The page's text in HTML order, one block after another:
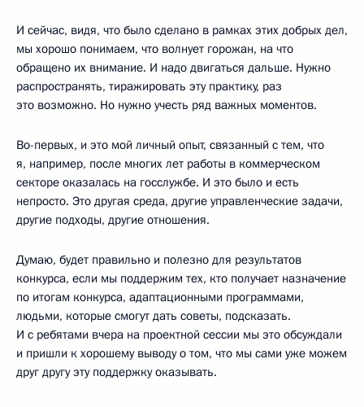
И сейчас, видя, что было сделано в рамках этих добрых дел,
мы хорошо понимаем, что волнует горожан, на что
обращено их внимание. И надо двигаться дальше. Нужно
распространять, тиражировать эту практику, раз
это возможно. Но нужно учесть ряд важных моментов.
Во-первых, и это мой личный опыт, связанный с тем, что
я, например, после многих лет работы в коммерческом
секторе оказалась на госслужбе. И это было и есть
непросто. Это другая среда, другие управленческие задачи,
другие подходы, другие отношения.
Думаю, будет правильно и полезно для результатов
конкурса, если мы поддержим тех, кто получает назначение
по итогам конкурса, адаптационными программами,
людьми, которые смогут дать советы, подсказать.
И с ребятами вчера на проектной сессии мы это обсуждали
и пришли к хорошему выводу о том, что мы сами уже можем
друг другу эту поддержку оказывать.